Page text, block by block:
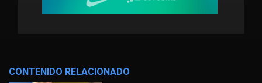
CONTENIDO RELACIONADO